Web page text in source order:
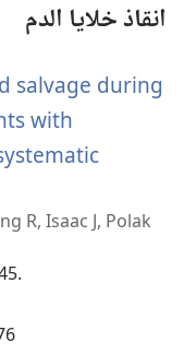
انقاذ خلايا الدم
salvage during
with
R, Isaac J, Polak